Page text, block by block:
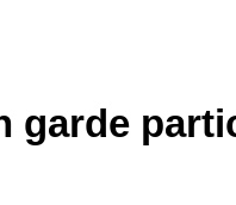
garde